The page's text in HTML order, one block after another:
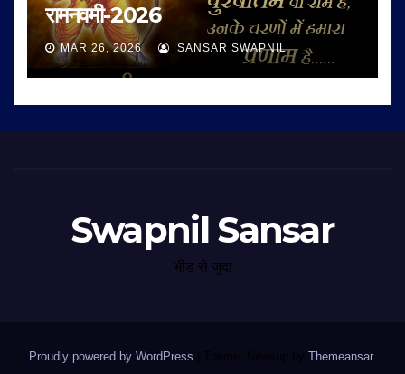
रामनवमी-2026
MAR 26, 2026 SANSAR SWAPNIL
Swapnil Sansar
भीड़ से जुदा
Proudly powered by WordPress Theme: Newsup by Themeansar.